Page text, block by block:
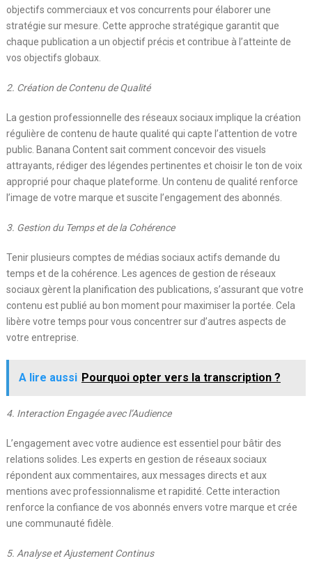
objectifs commerciaux et vos concurrents pour élaborer une
stratégie sur mesure. Cette approche stratégique garantit que
chaque publication a un objectif précis et contribue à l’atteinte de
vos objectifs globaux.
2. Création de Contenu de Qualité
La gestion professionnelle des réseaux sociaux implique la création
régulière de contenu de haute qualité qui capte l’attention de votre
public. Banana Content sait comment concevoir des visuels
attrayants, rédiger des légendes pertinentes et choisir le ton de voix
approprié pour chaque plateforme. Un contenu de qualité renforce
l’image de votre marque et suscite l’engagement des abonnés.
3. Gestion du Temps et de la Cohérence
Tenir plusieurs comptes de médias sociaux actifs demande du
temps et de la cohérence. Les agences de gestion de réseaux
sociaux gèrent la planification des publications, s’assurant que votre
contenu est publié au bon moment pour maximiser la portée. Cela
libère votre temps pour vous concentrer sur d’autres aspects de
votre entreprise.
A lire aussi Pourquoi opter vers la transcription ?
4. Interaction Engagée avec l’Audience
L’engagement avec votre audience est essentiel pour bâtir des
relations solides. Les experts en gestion de réseaux sociaux
répondent aux commentaires, aux messages directs et aux
mentions avec professionnalisme et rapidité. Cette interaction
renforce la confiance de vos abonnés envers votre marque et crée
une communauté fidèle.
5. Analyse et Ajustement Continus